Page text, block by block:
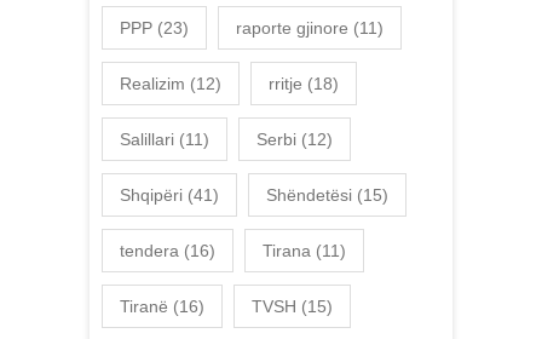
PPP (23) raporte gjinore (11)
Realizim (12) rritje (18)
Salillari (11) Serbi (12)
Shqipëri (41) Shëndetësi (15)
tendera (16) Tirana (11)
Tiranë (16) TVSH (15)